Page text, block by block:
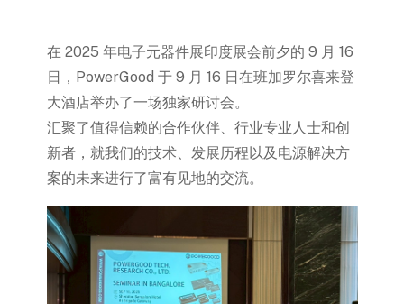
在 2025 年电子元器件展印度展会前夕的 9 月 16
日，PowerGood 于 9 月 16 日在班加罗尔喜来登
大酒店举办了一场独家研讨会。
汇聚了值得信赖的合作伙伴、行业专业人士和创
新者，就我们的技术、发展历程以及电源解决方
案的未来进行了富有见地的交流。